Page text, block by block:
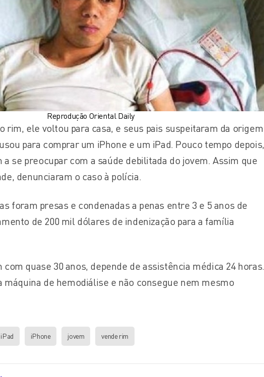
Reprodução Oriental Daily
rim, ele voltou para casa, e seus pais suspeitaram da origem
para comprar um iPhone e um iPad. Pouco tempo depois,
se preocupar com a saúde debilitada do jovem. Assim que
denunciaram o caso à polícia.
foram presas e condenadas a penas entre 3 e 5 anos de
de 200 mil dólares de indenização para a família
quase 30 anos, depende de assistência médica 24 horas.
máquina de hemodiálise e não consegue nem mesmo
iPad iPhone jovem vende rim